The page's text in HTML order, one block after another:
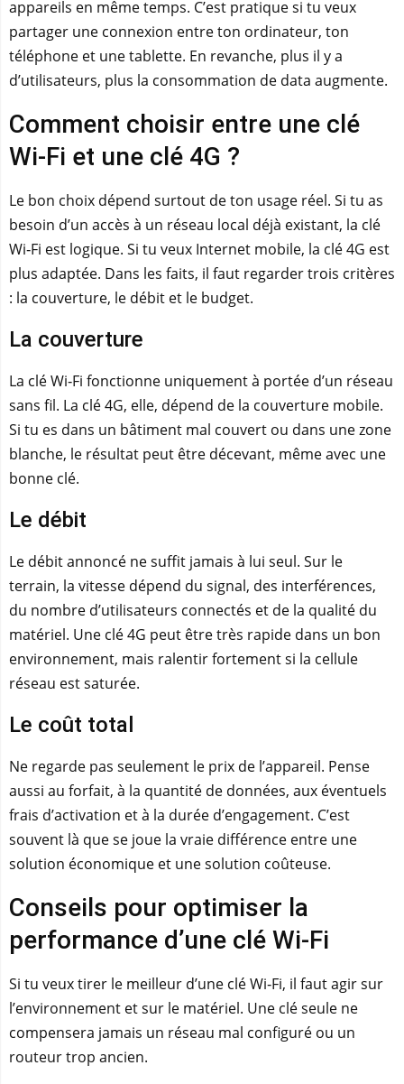
appareils en même temps. C’est pratique si tu veux
partager une connexion entre ton ordinateur, ton
téléphone et une tablette. En revanche, plus il y a
d’utilisateurs, plus la consommation de data augmente.
Comment choisir entre une clé
Wi‑Fi et une clé 4G ?
Le bon choix dépend surtout de ton usage réel. Si tu as
besoin d’un accès à un réseau local déjà existant, la clé
Wi‑Fi est logique. Si tu veux Internet mobile, la clé 4G est
plus adaptée. Dans les faits, il faut regarder trois critères
: la couverture, le débit et le budget.
La couverture
La clé Wi‑Fi fonctionne uniquement à portée d’un réseau
sans fil. La clé 4G, elle, dépend de la couverture mobile.
Si tu es dans un bâtiment mal couvert ou dans une zone
blanche, le résultat peut être décevant, même avec une
bonne clé.
Le débit
Le débit annoncé ne suffit jamais à lui seul. Sur le
terrain, la vitesse dépend du signal, des interférences,
du nombre d’utilisateurs connectés et de la qualité du
matériel. Une clé 4G peut être très rapide dans un bon
environnement, mais ralentir fortement si la cellule
réseau est saturée.
Le coût total
Ne regarde pas seulement le prix de l’appareil. Pense
aussi au forfait, à la quantité de données, aux éventuels
frais d’activation et à la durée d’engagement. C’est
souvent là que se joue la vraie différence entre une
solution économique et une solution coûteuse.
Conseils pour optimiser la
performance d’une clé Wi‑Fi
Si tu veux tirer le meilleur d’une clé Wi‑Fi, il faut agir sur
l’environnement et sur le matériel. Une clé seule ne
compensera jamais un réseau mal configuré ou un
routeur trop ancien.